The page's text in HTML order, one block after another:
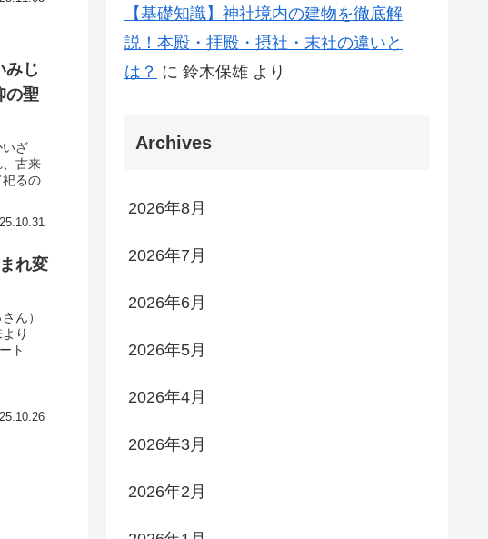
みじ
の聖
ざ
古来
るの
れ変
ん）
り
ト
【基礎知識】神社境内の建物を徹底解
説！本殿・拝殿・摂社・末社の違いと
は？ に 鈴木保雄 より
Archives
2026年8月
2026年7月
2026年6月
2026年5月
2026年4月
2026年3月
2026年2月